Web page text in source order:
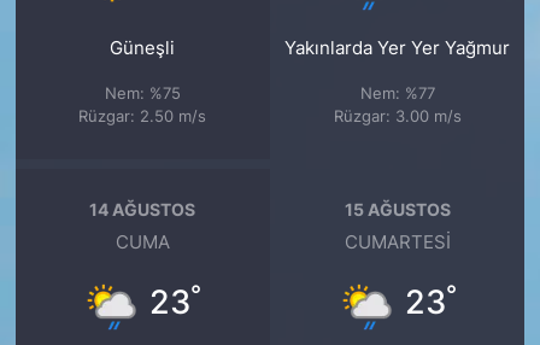
Güneşli
Nem: %75
Rüzgar: 2.50 m/s
Yakınlarda Yer Yer Yağmur
Nem: %77
Rüzgar: 3.00 m/s
14 AĞUSTOS
CUMA
23°
15 AĞUSTOS
CUMARTESI
23°